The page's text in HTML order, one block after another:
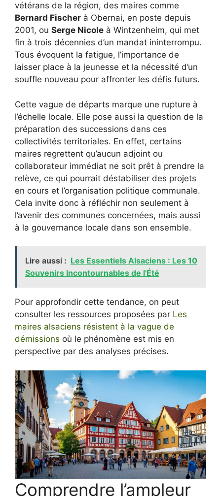
vétérans de la région, des maires comme
Bernard Fischer à Obernai, en poste depuis
2001, ou Serge Nicole à Wintzenheim, qui met
fin à trois décennies d’un mandat ininterrompu.
Tous évoquent la fatigue, l’importance de
laisser place à la jeunesse et la nécessité d’un
souffle nouveau pour affronter les défis futurs.
Cette vague de départs marque une rupture à
l’échelle locale. Elle pose aussi la question de la
préparation des successions dans ces
collectivités territoriales. En effet, certains
maires regrettent qu’aucun adjoint ou
collaborateur immédiat ne soit prêt à prendre la
relève, ce qui pourrait déstabiliser des projets
en cours et l’organisation politique communale.
Cela invite donc à réfléchir non seulement à
l’avenir des communes concernées, mais aussi
à la gouvernance locale dans son ensemble.
Lire aussi : Les Essentiels Alsaciens : Les 10
Souvenirs Incontournables de l'Été
Pour approfondir cette tendance, on peut
consulter les ressources proposées par Les
maires alsaciens résistent à la vague de
démissions où le phénomène est mis en
perspective par des analyses précises.
Comprendre l’ampleur